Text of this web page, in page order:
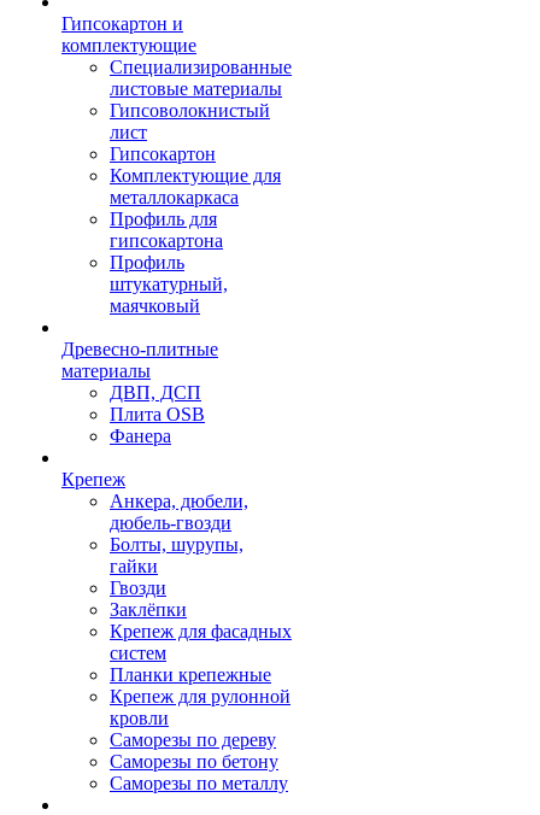
Гипсокартон и
комплектующие
Специализированные
листовые материалы
Гипсоволокнистый
лист
Гипсокартон
Комплектующие для
металлокаркаса
Профиль для
гипсокартона
Профиль
штукатурный,
маячковый
Древесно-плитные
материалы
ДВП, ДСП
Плита OSB
Фанера
Крепеж
Анкера, дюбели,
дюбель-гвозди
Болты, шурупы,
гайки
Гвозди
Заклёпки
Крепеж для фасадных
систем
Планки крепежные
Крепеж для рулонной
кровли
Саморезы по дереву
Саморезы по бетону
Саморезы по металлу